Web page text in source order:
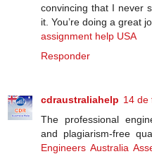
convincing that I never
it. You’re doing a great
assignment help USA
Responder
cdraustraliahelp 14 de
The professional
and plagiarism-free
Engineers Australia